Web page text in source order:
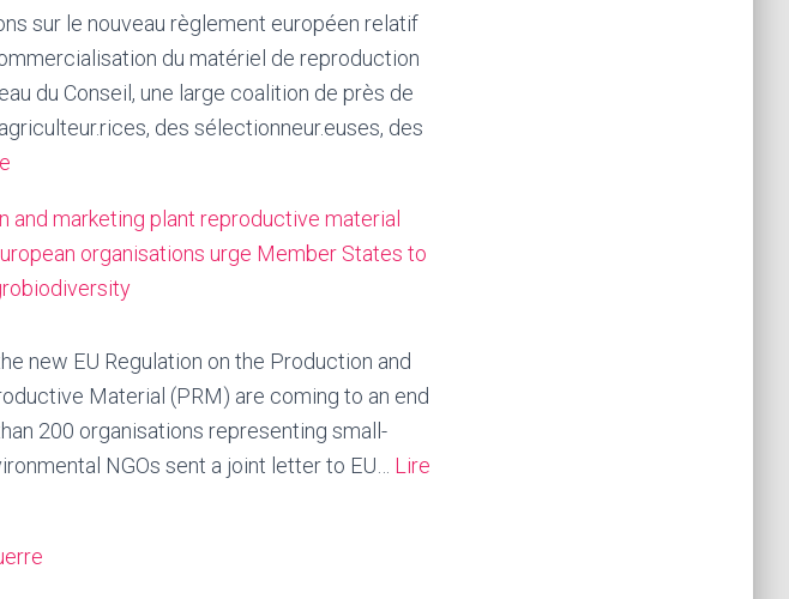
sur le nouveau règlement européen relatif
du matériel de reproduction
du Conseil, une large coalition de près de
des sélectionneur.euses, des
commune
–
réforme
:
plus
de
200
marketing plant reproductive material
organisations urge Member States to
new EU Regulation on the Production and
Material (PRM) are coming to an end
200 organisations representing small-
NGOs sent a joint letter to EU… Lire